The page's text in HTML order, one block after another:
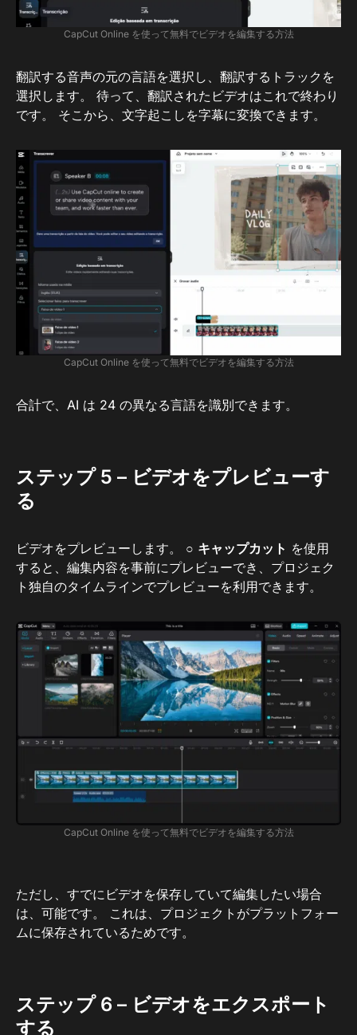
CapCut Online を使って無料でビデオを編集する方法
翻訳する音声の元の言語を選択し、翻訳するトラックを
選択します。 待って、翻訳されたビデオはこれで終わり
です。 そこから、文字起こしを字幕に変換できます。
CapCut Online を使って無料でビデオを編集する方法
合計で、AI は 24 の異なる言語を識別できます。
ステップ 5 – ビデオをプレビューす
る
ビデオをプレビューします。 ○ キャップカット を使用
すると、編集内容を事前にプレビューでき、プロジェク
ト独自のタイムラインでプレビューを利用できます。
CapCut Online を使って無料でビデオを編集する方法
ただし、すでにビデオを保存していて編集したい場合
は、可能です。 これは、プロジェクトがプラットフォー
ムに保存されているためです。
ステップ 6 – ビデオをエクスポート
する